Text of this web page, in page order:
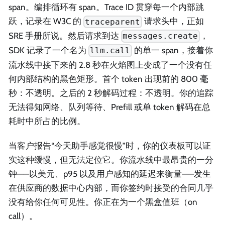
span。编排循环有 span。Trace ID 贯穿每一个内部跳
跃，记录在 W3C 的 traceparent 请求头中，正如
SRE 手册所说。然后请求到达 messages.create
，
SDK 记录了一个名为 llm.call 的单一 span，接着你
流水线中接下来的 2.8 秒在火焰图上变成了一个没有任
何内部结构的黑色矩形。首个 token 出现前的 800 毫
秒：不透明。之后的 2 秒解码过程：不透明。你的追踪
无法得知网络、队列等待、Prefill 或单 token 解码在总
耗时中所占的比例。
当客户报告“今天助手感觉很慢”时，你的仪表板可以证
实这种缓慢，但无法定位它。你流水线中最昂贵的一分
钟——以美元、p95 以及用户感知的延迟来衡量——发生
在供应商的数据中心内部，而你签约时接受的合同几乎
没有给你任何可见性。你正在为一个黑盒值班（on
call）。